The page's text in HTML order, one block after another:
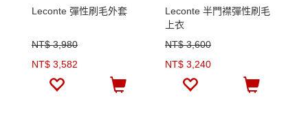
Leconte 彈性刷毛外套
NT$ 3,980
NT$ 3,582
Leconte 半門襟彈性刷毛
上衣
NT$ 3,600
NT$ 3,240